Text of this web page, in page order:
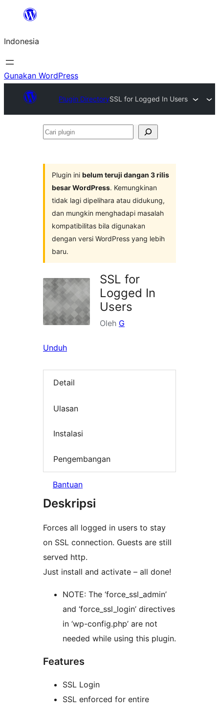
Lewati
konten
Indonesia
Gunakan WordPress
Plugin DirectorySSL for Logged In Users
Cari
Plugin ini belum teruji dangan 3 rilis
besar WordPress. Kemungkinan
tidak lagi dipelihara atau didukung,
dan mungkin menghadapi masalah
kompatibilitas bila digunakan
dengan versi WordPress yang lebih
baru.
SSL for
Logged In
Users
Oleh G
Unduh
Detail
Ulasan
Instalasi
Pengembangan
Bantuan
Deskripsi
Forces all logged in users to stay
on SSL connection. Guests are still
served http.
Just install and activate – all done!
NOTE: The ‘force_ssl_admin’
and ‘force_ssl_login’ directives
in ‘wp-config.php’ are not
needed while using this plugin.
Features
SSL Login
SSL enforced for entire